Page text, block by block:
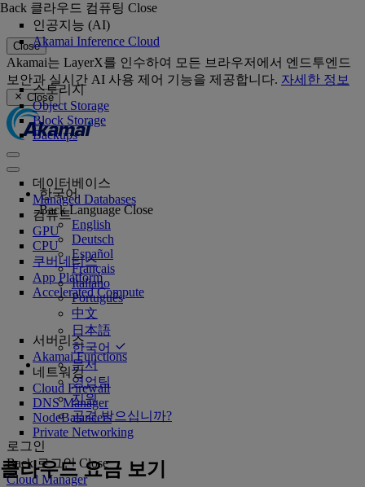
Close
Akamai는 LayerX를 인수하여 모든 브라우저에서 엔드투엔드
보안과 실시간 AI 사용 제어 기능을 제공합니다. 자세한 정보
Close
한국어
Back Language Close
English
Deutsch
Español
Français
Italiano
Português
中文
日本語
한국어
문서
영업팀
지원
공격 받으십니까?
로그인
Back 로그인 Close
Cloud Manager
Back 클라우드 컴퓨팅 Close
인공지능 (AI)
Akamai Inference Cloud
스토리지
Object Storage
Block Storage
Backups
데이터베이스
Managed Databases
컴퓨트
GPU
CPU
쿠버네티스
App Platform
Accelerated Compute
서버리스
Akamai Functions
네트워킹
Cloud Firewall
DNS Manager
NodeBalancers
Private Networking
클라우드 요금 보기